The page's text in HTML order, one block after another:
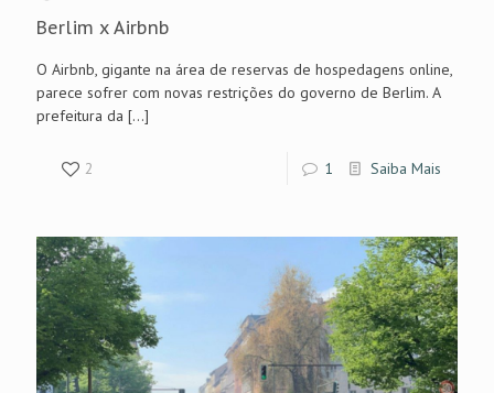
Berlim x Airbnb
O Airbnb, gigante na área de reservas de hospedagens online,
parece sofrer com novas restrições do governo de Berlim. A
prefeitura da […]
2 1 Saiba Mais